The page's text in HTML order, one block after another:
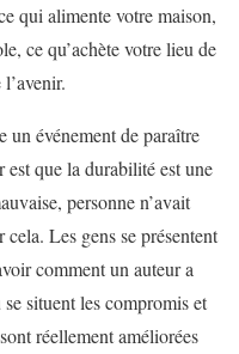
qui alimente votre maison,
ce qu’achète votre lieu de
un événement de paraître
que la durabilité est une
personne n’avait
Les gens se présentent
comment un auteur a
situent les compromis et
réellement améliorées